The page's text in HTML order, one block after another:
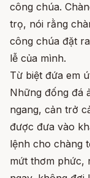
công chúa.
trọ, nói rằng
công chúa đặt
lễ của mình.
Từ biệt đứa em
Những đống đá
ngang, cản trở
được đưa vào
lệnh cho chàng
mứt thơm phức,